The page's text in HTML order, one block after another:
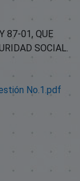
87-01, QUE
SOCIAL.
No.1.pdf